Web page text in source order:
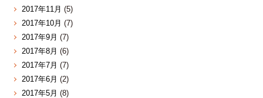
2017年11月 (5)
2017年10月 (7)
2017年9月 (7)
2017年8月 (6)
2017年7月 (7)
2017年6月 (2)
2017年5月 (8)